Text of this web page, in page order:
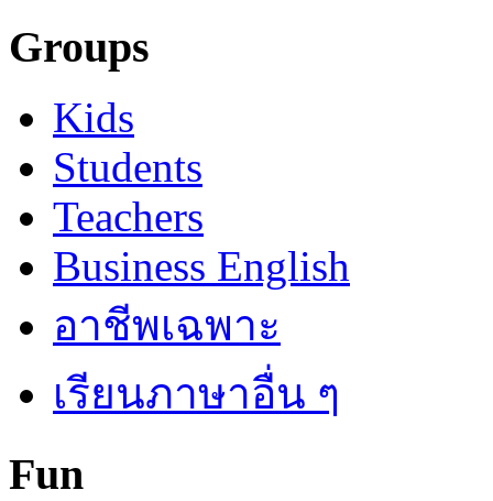
Groups
Kids
Students
Teachers
Business English
อาชีพเฉพาะ
เรียนภาษาอื่น ๆ
Fun